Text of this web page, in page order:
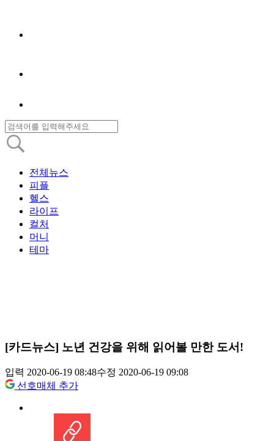
전체뉴스
피플
헬스
라이프
컬처
머니
테마
[카드뉴스] 노년 건강을 위해 읽어볼 만한 도서!
입력 2020-06-19 08:48수정 2020-06-19 09:08
선호매체 추가